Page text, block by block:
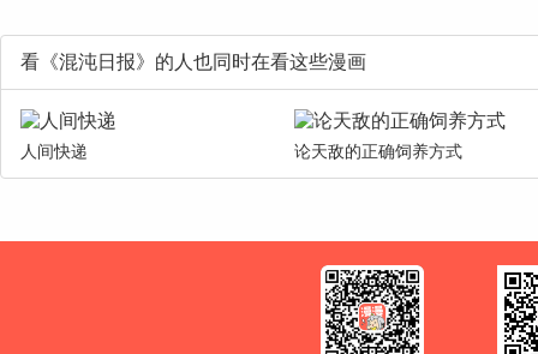
看《混沌日报》的人也同时在看这些漫画
人间快递 论天敌的正确饲养方式